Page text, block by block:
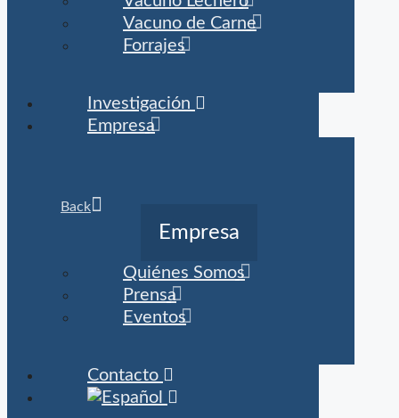
Vacuno de Carne
Forrajes
Investigación
Empresa
Back
Empresa
Quiénes Somos
Prensa
Eventos
Contacto